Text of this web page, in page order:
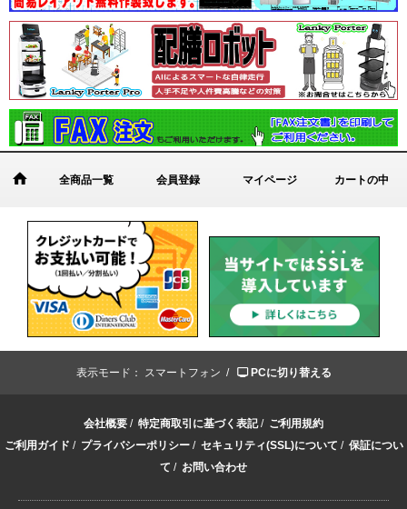
全商品一覧 会員登録 マイページ カートの中
表示モード： スマートフォン / PCに切り替える
会社概要 / 特定商取引に基づく表記/ ご利用規約
ご利用ガイド / プライバシーポリシー/ セキュリティ(SSL)について / 保証につい
て / お問い合わせ